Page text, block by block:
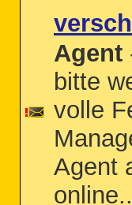
Agent
bitte
volle
Agent